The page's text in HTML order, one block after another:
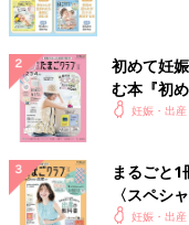
初めて妊
む本『初
妊娠・出産
まるごと1
〈スペシ
妊娠・出産